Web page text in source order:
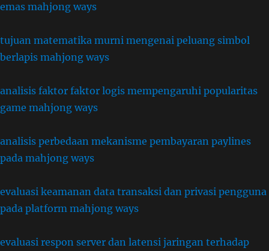
emas mahjong ways
tujuan matematika murni mengenai peluang simbol
berlapis mahjong ways
analisis faktor faktor logis mempengaruhi popularitas
game mahjong ways
analisis perbedaan mekanisme pembayaran paylines
pada mahjong ways
evaluasi keamanan data transaksi dan privasi pengguna
pada platform mahjong ways
evaluasi respon server dan latensi jaringan terhadap